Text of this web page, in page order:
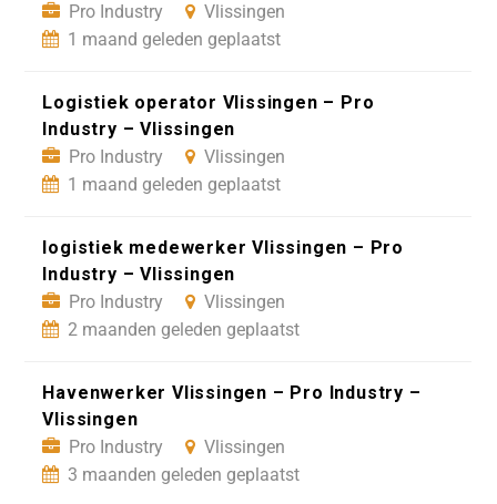
Pro Industry
Vlissingen
1 maand geleden geplaatst
Logistiek operator Vlissingen – Pro
Industry – Vlissingen
Pro Industry
Vlissingen
1 maand geleden geplaatst
logistiek medewerker Vlissingen – Pro
Industry – Vlissingen
Pro Industry
Vlissingen
2 maanden geleden geplaatst
Havenwerker Vlissingen – Pro Industry –
Vlissingen
Pro Industry
Vlissingen
3 maanden geleden geplaatst